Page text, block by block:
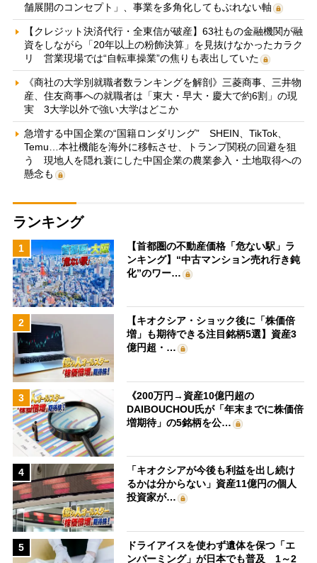
舗展開のコンセプト」、事業を多角化してもぶれない軸
【クレジット決済代行・全東信が破産】63社もの金融機関が融
資をしながら「20年以上の粉飾決算」を見抜けなかったカラク
リ 営業現場では“自転車操業”の焦りも表出していた
《商社の大学別就職者数ランキングを解剖》三菱商事、三井物
産、住友商事への就職者は「東大・早大・慶大で約6割」の現
実 3大学以外で強い大学はどこか
急増する中国企業の“国籍ロンダリング” SHEIN、TikTok、
Temu…本社機能を海外に移転させ、トランプ関税の回避を狙
う 現地人を隠れ蓑にした中国企業の農業参入・土地取得への
懸念も
ランキング
1
【首都圏の不動産価格「危ない駅」ラ
ンキング】“中古マンション売れ行き鈍
化”のワー…
2
【キオクシア・ショック後に「株価倍
増」も期待できる注目銘柄5選】資産3
億円超・…
3
《200万円→資産10億円超の
DAIBOUCHOU氏が「年末までに株価倍
増期待」の5銘柄を公…
4
「キオクシアが今後も利益を出し続け
るかは分からない」資産11億円の個人
投資家が…
5
ドライアイスを使わず遺体を保つ「エ
ンバーミング」が日本でも普及 1～2